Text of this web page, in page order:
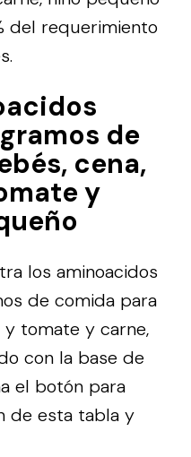
del requerimiento
de
cena,
y
los aminoacidos
de comida para
y tomate y carne,
con la base de
el botón para
de esta tabla y